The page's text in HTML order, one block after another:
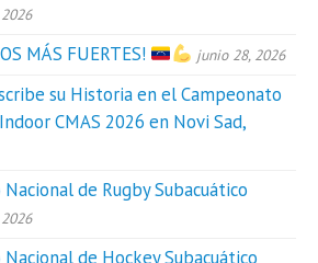
MÁS FUERTES! junio 28, 2026
su Historia en el Campeonato
CMAS 2026 en Novi Sad,
de Rugby Subacuático
de Hockey Subacuático